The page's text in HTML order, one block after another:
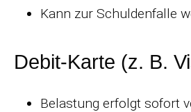
Kann zur Schuldenfalle
Debit-Karte (z. B.
Belastung erfolgt sofort